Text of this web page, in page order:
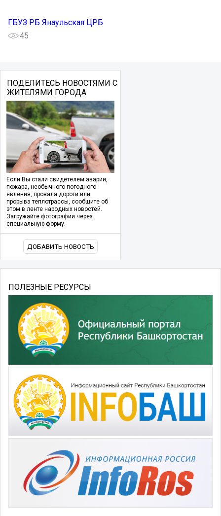
ГБУЗ РБ Янаульская ЦРБ
45
ПОДЕЛИТЕСЬ НОВОСТЯМИ С
ЖИТЕЛЯМИ ГОРОДА
Если Вы стали свидетелем аварии,
пожара, необычного погодного
явления, провала дороги или
прорыва теплотрассы, сообщите об
этом в ленте народных новостей.
Загружайте фотографии через
специальную форму.
ДОБАВИТЬ НОВОСТЬ
ПОЛЕЗНЫЕ РЕСУРСЫ